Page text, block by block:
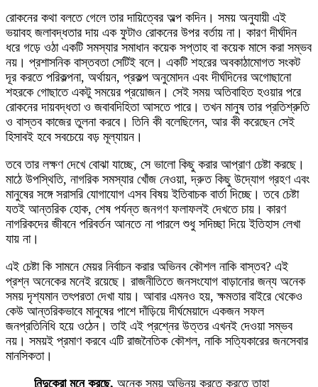
রোকনের কথা বলতে গেলে তার দায়িত্বের অল্প কদিন। সময় অনুযায়ী এই
ভয়াবহ জলাবদ্ধতার দায় এক ফুটাও রোকনের উপর বর্তায় না। কারণ দীর্ঘদিন
ধরে গড়ে ওঠা একটি সমস্যার সমাধান কয়েক সপ্তাহ বা কয়েক মাসে করা সম্ভব
নয়। প্রশাসনিক বাস্তবতা সেটিই বলে। একটি শহরের অবকাঠামোগত সংকট
দূর করতে পরিকল্পনা, অর্থায়ন, প্রকল্প অনুমোদন এবং দীর্ঘদিনের অগোছানো
শহরকে গোছাতে একটু সময়ের প্রয়োজন। সেই সময় অতিবাহিত হওয়ার পরে
রোকনের দায়বদ্ধতা ও জবাবদিহিতা আসতে পারে। তখন মানুষ তার প্রতিশ্রুতি
ও বাস্তব কাজের তুলনা করবে। তিনি কী বলেছিলেন, আর কী করেছেন সেই
হিসাবই হবে সবচেয়ে বড় মূল্যায়ন।
তবে তার লক্ষণ দেখে বোঝা যাচ্ছে, সে ভালো কিছু করার আপ্রাণ চেষ্টা করছে।
মাঠে উপস্থিতি, নাগরিক সমস্যার খোঁজ নেওয়া, দ্রুত কিছু উদ্যোগ গ্রহণ এবং
মানুষের সঙ্গে সরাসরি যোগাযোগ এসব বিষয় ইতিবাচক বার্তা দিচ্ছে। তবে চেষ্টা
যতই আন্তরিক হোক, শেষ পর্যন্ত জনগণ ফলাফলই দেখতে চায়। কারণ
নাগরিকদের জীবনে পরিবর্তন আনতে না পারলে শুধু সদিচ্ছা দিয়ে ইতিহাস লেখা
যায় না।
এই চেষ্টা কি সামনে মেয়র নির্বাচন করার অভিনব কৌশল নাকি বাস্তব? এই
প্রশ্ন অনেকের মনেই রয়েছে। রাজনীতিতে জনসংযোগ বাড়ানোর জন্য অনেক
সময় দৃশ্যমান তৎপরতা দেখা যায়। আবার এমনও হয়, ক্ষমতার বাইরে থেকেও
কেউ আন্তরিকভাবে মানুষের পাশে দাঁড়িয়ে দীর্ঘমেয়াদে একজন সফল
জনপ্রতিনিধি হয়ে ওঠেন। তাই এই প্রশ্নের উত্তর এখনই দেওয়া সম্ভব
নয়। সময়ই প্রমাণ করবে এটি রাজনৈতিক কৌশল, নাকি সত্যিকারের জনসেবার
মানসিকতা।
নিন্দুকেরা মনে করছে, অনেক সময় অভিনয় করতে করতে তাহা